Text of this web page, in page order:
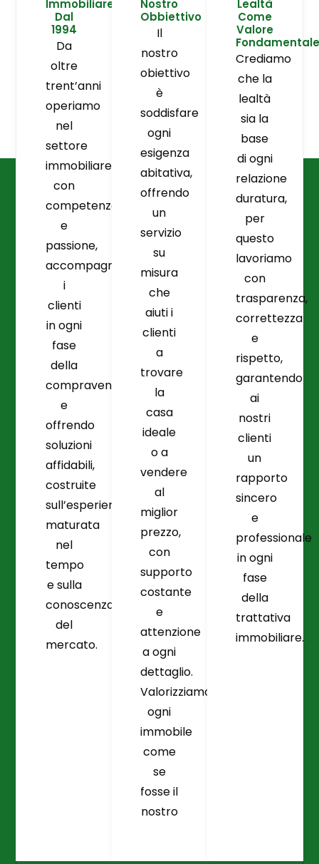
Immobiliare
Dal
1994
Da
oltre
trent’anni
operiamo
nel
settore
immobiliare
con
competenza
e
passione,
accompagnando
i
clienti
in ogni
fase
della
compravendita
e
offrendo
soluzioni
affidabili,
costruite
sull’esperienza
maturata
nel
tempo
e sulla
conoscenza
del
mercato.
Nostro
Obbiettivo
Il
nostro
obiettivo
è
soddisfare
ogni
esigenza
abitativa,
offrendo
un
servizio
su
misura
che
aiuti i
clienti
a
trovare
la
casa
ideale
o a
vendere
al
miglior
prezzo,
con
supporto
costante
e
attenzione
a ogni
dettaglio.
Valorizziamo
ogni
immobile
come
se
fosse il
nostro
Lealtà
Come
Valore
Fondamentale
Crediamo
che la
lealtà
sia la
base
di ogni
relazione
duratura,
per
questo
lavoriamo
con
trasparenza,
correttezza
e
rispetto,
garantendo
ai
nostri
clienti
un
rapporto
sincero
e
professionale
in ogni
fase
della
trattativa
immobiliare.